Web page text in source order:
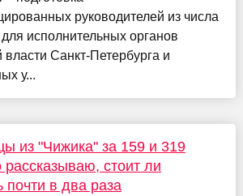
руководителей из числа
исполнительных органов
власти Санкт‑Петербурга и
у...
из "Чижика" за 159 и 319
рассказываю, стоит ли
почти в два раза